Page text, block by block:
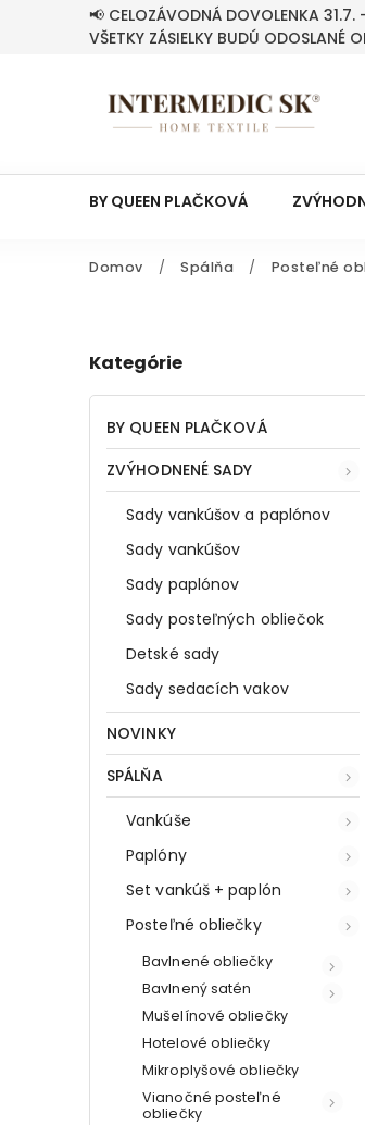
📢 CELOZÁVODNÁ DOVOLENKA
VŠETKY ZÁSIELKY BUDÚ ODOSLANÉ
BY QUEEN PLAČKOVÁ
Domov / Spálňa / Posteľné
Kategórie
BY QUEEN PLAČKOVÁ
ZVÝHODNENÉ SADY
Sady vankúšov a paplónov
Sady vankúšov
Sady paplónov
Sady posteľných obliečok
Detské sady
Sady sedacích vakov
NOVINKY
SPÁLŇA
Vankúše
Paplóny
Set vankúš + paplón
Posteľné obliečky
Bavlnené obliečky
Bavlnený satén
Mušelínové obliečky
Hotelové obliečky
Mikroplyšové obliečky
Vianočné posteľné
obliečky